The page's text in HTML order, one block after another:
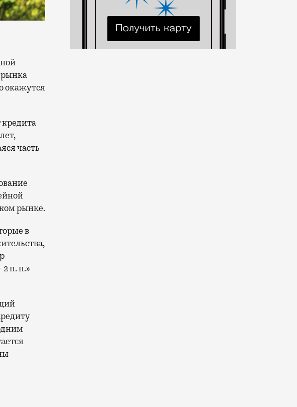
рынка
окажутся
кредита
часть
рынке.
в
п. п.»